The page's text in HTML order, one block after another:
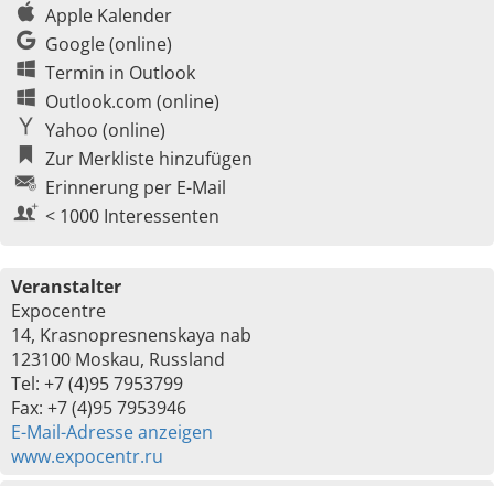
Apple Kalender
Google (online)
Termin in Outlook
Outlook.com (online)
Yahoo (online)
Zur Merkliste hinzufügen
Erinnerung per E-Mail
< 1000 Interessenten
Veranstalter
Expocentre
14, Krasnopresnenskaya nab
123100 Moskau, Russland
Tel: +7 (4)95 7953799
Fax: +7 (4)95 7953946
E-Mail-Adresse anzeigen
www.expocentr.ru